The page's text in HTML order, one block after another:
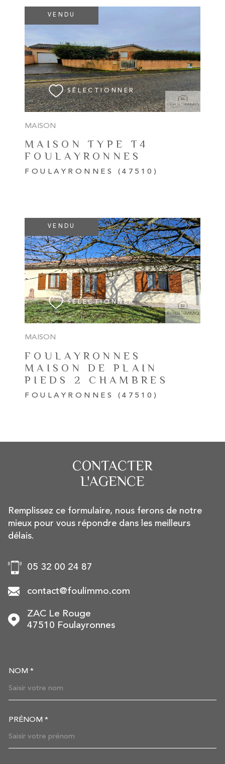
MAISON
MAISON TYPE T4
FOULAYRONNES
FOULAYRONNES (47510)
VENDU
SÉLECTIONNER
VOIR LE BIEN
MAISON
FOULAYRONNES
MAISON DE PLAIN
PIEDS 2 CHAMBRES
FOULAYRONNES (47510)
VENDU
SÉLECTIONNER
VOIR LE BIEN
CONTACTER
L'AGENCE
Remplissez ce formulaire, nous ferons de notre
mieux pour vous répondre dans les meilleurs
délais.
05 32 00 24 87
contact@foulimmo.com
ZAC Le Rouge
47510
Foulayronnes
NOM *
PRÉNOM *